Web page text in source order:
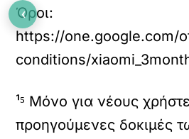
Όροι:
https://one.google.com/
conditions/
¹⁵ Μόνο για νέους
προηγούμενες δοκιμές
‹